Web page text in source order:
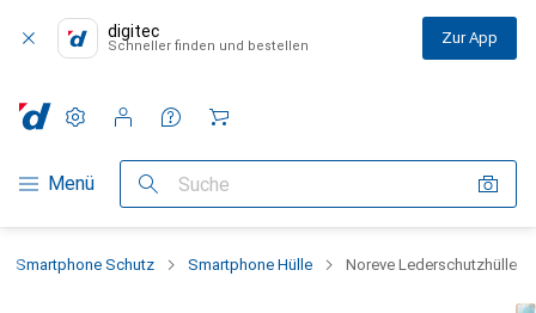
digitec
Schneller finden und bestellen Zur App
Navigation nach Kategorien
Menü Suche
Einstellungen
Kundenkonto
Vergleichslisten
Merklisten
Warenkorb
Smartphone Schutz Smartphone Hülle Noreve Lederschutzhülle